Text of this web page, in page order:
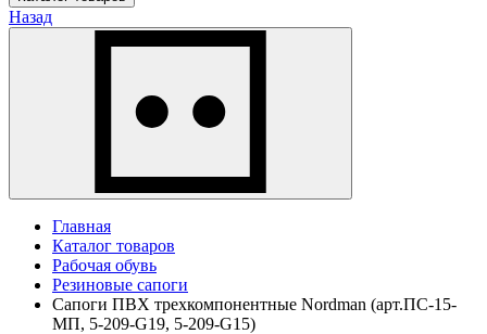
Назад
Главная
Каталог товаров
Рабочая обувь
Резиновые сапоги
Сапоги ПВХ трехкомпонентные Nordman (арт.ПС-15-
МП, 5-209-G19, 5-209-G15)